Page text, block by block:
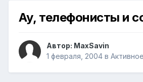
Ау, телефонисты и
Автор: MaxSavin
1 февраля, 2004 в